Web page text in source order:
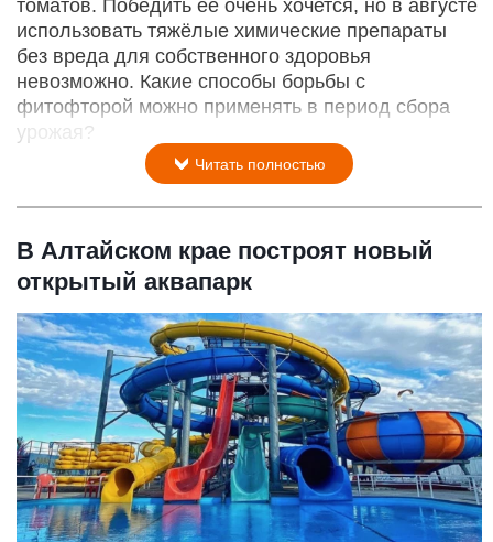
томатов. Победить её очень хочется, но в августе
использовать тяжёлые химические препараты
без вреда для собственного здоровья
невозможно. Какие способы борьбы с
фитофторой можно применять в период сбора
урожая?
Читать полностью
В Алтайском крае построят новый
открытый аквапарк